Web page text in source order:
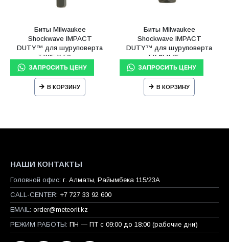
Биты Milwaukee
Shockwave IMPACT
DUTY™ для шуруповерта
TX25 Х 50 мм
В КОРЗИНУ
Биты Milwaukee
Shockwave IMPACT
DUTY™ для шуруповерта
TX40 Х 25 мм
В КОРЗИНУ
НАШИ КОНТАКТЫ
Головной офис: г. Алматы, Райымбека 115/23A
CALL-CENTER: +7 727 33 92 600
EMAIL: order@meteorit.kz
РЕЖИМ РАБОТЫ: ПН — ПТ с 09:00 до 18:00 (рабочие дни)